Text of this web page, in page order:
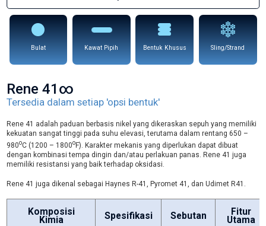
Bulat Kawat Pipih Bentuk Khusus Sling/Strand
Rene 41∞
Tersedia dalam setiap 'opsi bentuk'
Rene 41 adalah paduan berbasis nikel yang dikeraskan sepuh yang memiliki
kekuatan sangat tinggi pada suhu elevasi, terutama dalam rentang 650 –
980oC (1200 – 1800oF). Karakter mekanis yang diperlukan dapat dibuat
dengan kombinasi tempa dingin dan/atau perlakuan panas. Rene 41 juga
memiliki resistansi yang baik terhadap oksidasi.
Rene 41 juga dikenal sebagai Haynes R-41, Pyromet 41, dan Udimet R41.
Komposisi
Kimia Spesifikasi Sebutan Fitur
Utama